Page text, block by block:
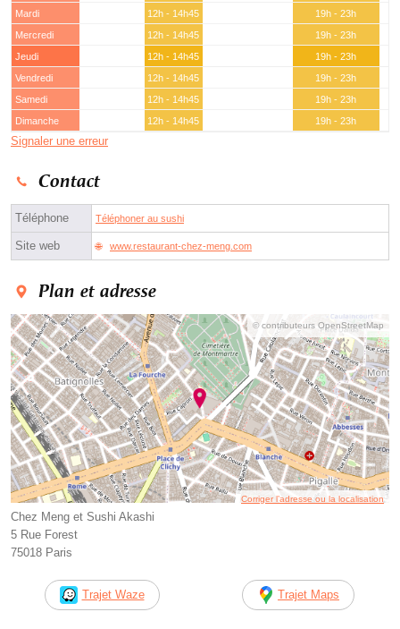
Mardi
12h - 14h45
19h - 23h
Mercredi
12h - 14h45
19h - 23h
Jeudi
12h - 14h45
19h - 23h
Vendredi
12h - 14h45
19h - 23h
Samedi
12h - 14h45
19h - 23h
Dimanche
12h - 14h45 19h - 23h
Signaler une erreur
Contact
Téléphone Téléphoner au sushi
Site web www.restaurant-chez-meng.com
Plan et adresse
© contributeurs OpenStreetMap
Corriger l’adresse ou la localisation
Chez Meng et Sushi Akashi
5 Rue Forest
75018 Paris
Trajet Waze Trajet Maps